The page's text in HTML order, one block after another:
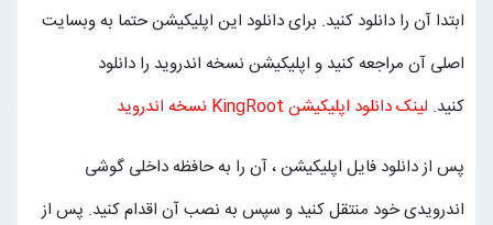
ابتدا آن را دانلود کنید. برای دانلود این اپلیکیشن حتما به وبسایت
اصلی آن مراجعه کنید و اپلیکیشن نسخه اندروید را دانلود
کنید. لینک دانلود اپلیکیشن KingRoot نسخه اندروید
پس از دانلود فایل اپلیکیشن ، آن را به حافظه داخلی گوشی
اندرویدی خود منتقل کنید و سپس به نصب آن اقدام کنید. پس از